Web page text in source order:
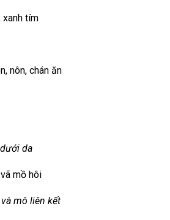
xanh tím
nôn, chán ăn
da
mồ hôi
mô liên kết